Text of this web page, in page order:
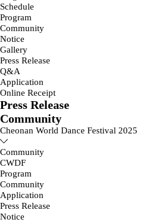
Schedule
Program
Community
Notice
Gallery
Press Release
Q&A
Application
Online Receipt
Press Release
Community
Cheonan World Dance Festival 2025
Community
CWDF
Program
Community
Application
Press Release
Notice